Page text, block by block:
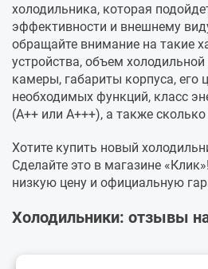
холодильника, которая
эффективности и внешнему
обращайте внимание на такие
устройства, объем
камеры, габариты корпуса, его
необходимых функций, класс
(А++ или А+++), а также
Хотите купить новый
Сделайте это в магазине
низкую цену и официальную
Холодильники: отзывы